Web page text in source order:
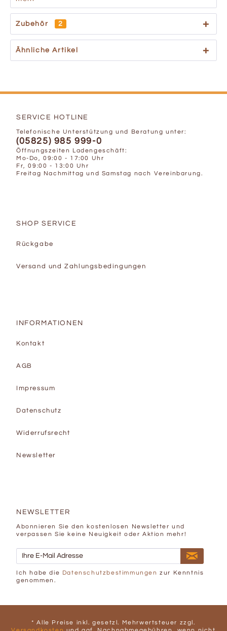
Zubehör 2
Ähnliche Artikel
SERVICE HOTLINE
Telefonische Unterstützung und Beratung unter:
(05825) 985 999-0
Öffnungszeiten Ladengeschäft:
Mo-Do, 09:00 - 17:00 Uhr
Fr, 09:00 - 13:00 Uhr
Freitag Nachmittag und Samstag nach Vereinbarung.
SHOP SERVICE
Rückgabe
Versand und Zahlungsbedingungen
INFORMATIONEN
Kontakt
AGB
Impressum
Datenschutz
Widerrufsrecht
Newsletter
NEWSLETTER
Abonnieren Sie den kostenlosen Newsletter und
verpassen Sie keine Neuigkeit oder Aktion mehr!
Ich habe die Datenschutzbestimmungen zur Kenntnis
genommen.
* Alle Preise inkl. gesetzl. Mehrwertsteuer zzgl.